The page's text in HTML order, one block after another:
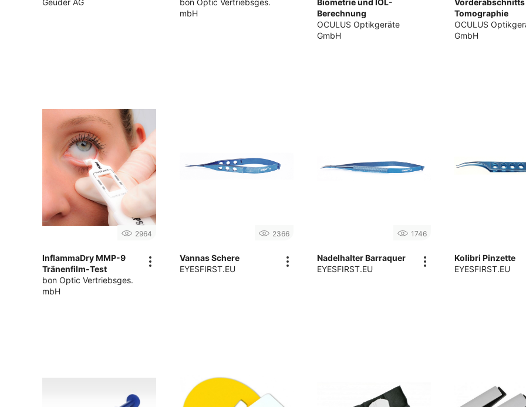
Geuder AG
bon Optic Vertriebsges.
mbH
Biometrie und IOL-
Berechnung
OCULUS Optikgeräte
GmbH
Vorderabschnitts
Tomographie
OCULUS
GmbH
2964
InflammaDry MMP-9
Tränenfilm-Test
bon Optic Vertriebsges.
mbH
2366
Vannas Schere
EYESFIRST.EU
1746
Nadelhalter Barraquer
EYESFIRST.EU
Kolibri Pinzette
EYESFIRST.EU